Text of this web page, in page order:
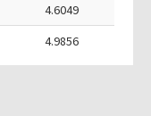
4.6049
4.9856